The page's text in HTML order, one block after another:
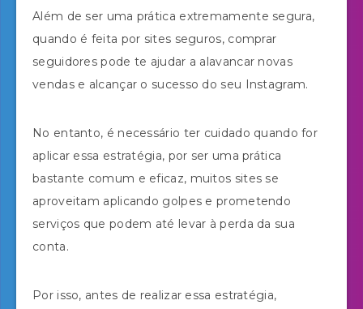
Além de ser uma prática extremamente segura,
quando é feita por sites seguros, comprar
seguidores pode te ajudar a alavancar novas
vendas e alcançar o sucesso do seu Instagram.
No entanto, é necessário ter cuidado quando for
aplicar essa estratégia, por ser uma prática
bastante comum e eficaz, muitos sites se
aproveitam aplicando golpes e prometendo
serviços que podem até levar à perda da sua
conta.
Por isso, antes de realizar essa estratégia,